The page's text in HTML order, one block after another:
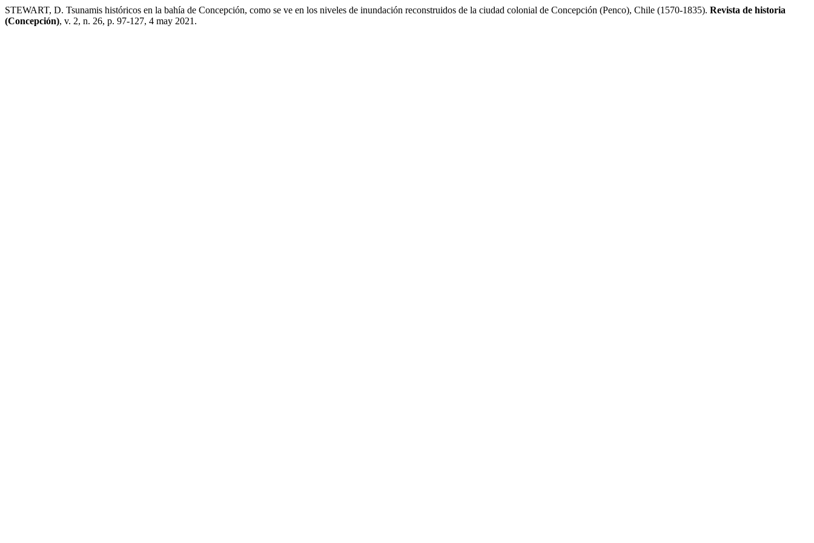
STEWART, D. Tsunamis históricos en la bahía de Concepción, como se ve en los niveles de inundación reconstruidos de la ciudad colonial de Concepción (Penco), Chile (1570-1835). Revista de historia
(Concepción), v. 2, n. 26, p. 97-127, 4 may 2021.